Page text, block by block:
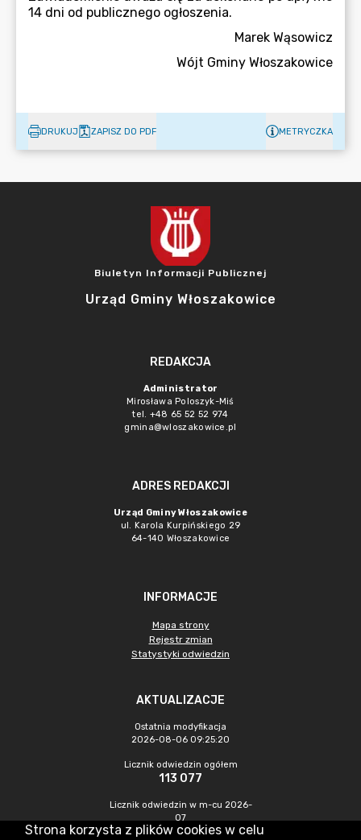
DRUKUJ ZAPISZ DO PDF METRYCZKA
Biuletyn Informacji Publicznej
Urząd Gminy Włoszakowice
REDAKCJA
Administrator
Mirosława Poloszyk-Miś
tel. +48 65 52 52 974
gmina@wloszakowice.pl
ADRES REDAKCJI
Urząd Gminy Włoszakowice
ul. Karola Kurpińskiego 29
64-140 Włoszakowice
INFORMACJE
Mapa strony
Rejestr zmian
Statystyki odwiedzin
AKTUALIZACJE
Ostatnia modyfikacja
2026-08-06 09:25:20
Licznik odwiedzin ogółem
113 077
Licznik odwiedzin w m-cu 2026-
07
407
Strona korzysta z plików cookies w celu